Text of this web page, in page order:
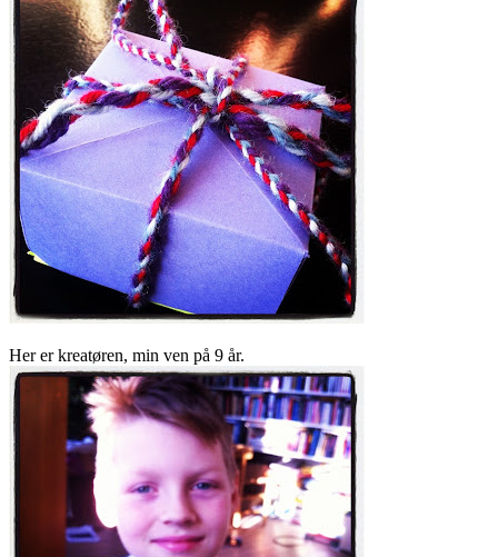
Her er kreatøren, min ven på 9 år.